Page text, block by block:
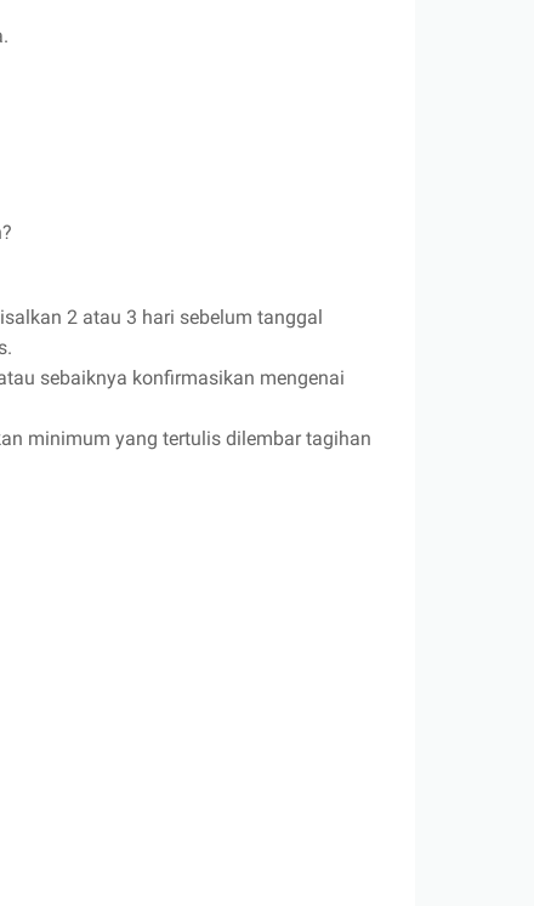
2 atau 3 hari sebelum tanggal
sebaiknya konfirmasikan mengenai
minimum yang tertulis dilembar tagihan